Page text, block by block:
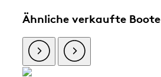
Ähnliche verkaufte Boote